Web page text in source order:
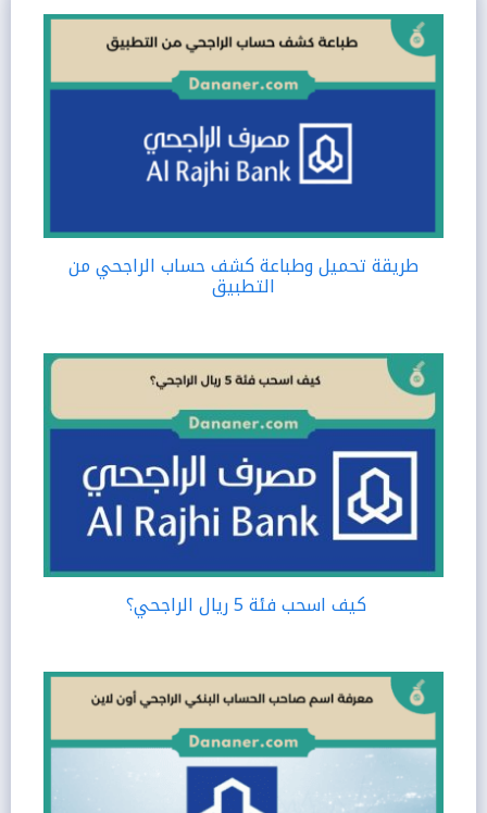
طريقة تحميل وطباعة كشف حساب الراجحي من
التطبيق
كيف اسحب فئة 5 ريال الراجحي؟